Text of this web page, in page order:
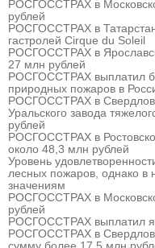
РОСГОССТРАХ в
рублей
РОСГОССТРАХ в
гастролей Cirque du Soleil
РОСГОССТРАХ в
27 млн рублей
РОСГОССТРАХ выплатил
природных пожаров в
РОСГОССТРАХ в
Уральского завода
рублей
РОСГОССТРАХ в
около 48,3 млн рублей
Уровень
лесных пожаров, однако в
значениям
РОСГОССТРАХ в
рублей
РОСГОССТРАХ выплатил
РОСГОССТРАХ в